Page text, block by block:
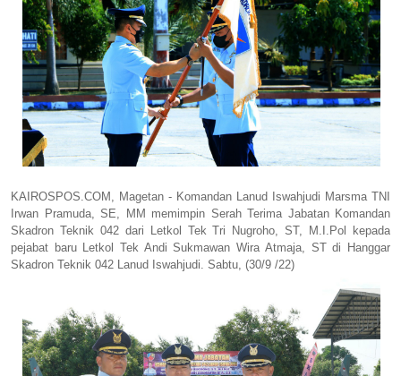
KAIROSPOS.COM, Magetan - Komandan Lanud Iswahjudi Marsma TNI
Irwan Pramuda, SE, MM memimpin Serah Terima Jabatan Komandan
Skadron Teknik 042 dari Letkol Tek Tri Nugroho, ST, M.I.Pol kepada
pejabat baru Letkol Tek Andi Sukmawan Wira Atmaja, ST di Hanggar
Skadron Teknik 042 Lanud Iswahjudi. Sabtu, (30/9 /22)